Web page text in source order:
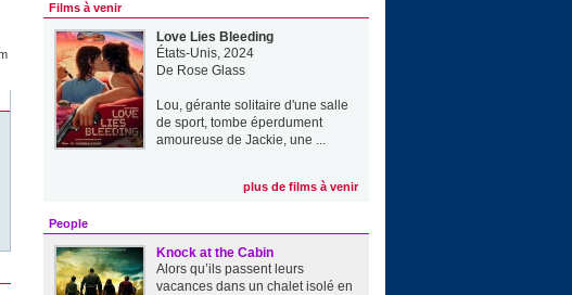
Films à venir
Love Lies Bleeding
États-Unis, 2024
De Rose Glass
Lou, gérante solitaire d'une salle
de sport, tombe éperdument
amoureuse de Jackie, une ...
plus de films à venir
People
Knock at the Cabin
Alors qu’ils passent leurs
vacances dans un chalet isolé en